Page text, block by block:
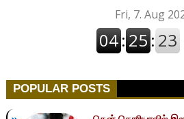
POPULAR POSTS